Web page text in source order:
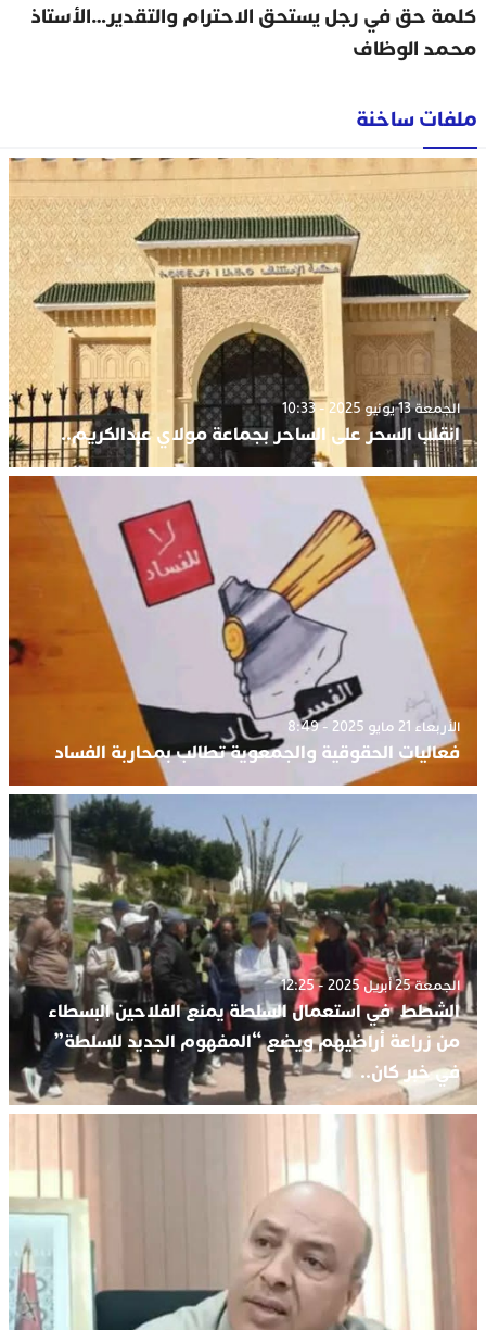
كلمة حق في رجل يستحق الاحترام والتقدير…الأستاذ
محمد الوظاف
ملفات ساخنة
الجمعة 13 يونيو 2025 - 10:33
انقلب السحر على الساحر بجماعة مولاي عبدالكريم..
الأربعاء 21 مايو 2025 - 8:49
فعاليات الحقوقية والجمعوية تطالب بمحاربة الفساد
الجمعة 25 أبريل 2025 - 12:25
الشطط في استعمال السلطة يمنع الفلاحين البسطاء
من زراعة أراضيهم ويضع “المفهوم الجديد للسلطة”
في خبر كان..